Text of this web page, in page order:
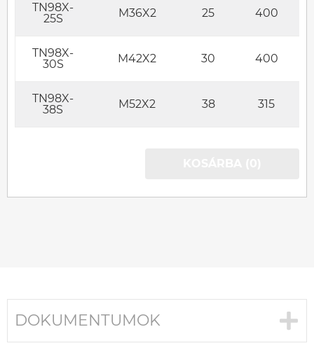
TN98X-
25S
M36X2 25 400
TN98X-
30S
M42X2 30 400
TN98X-
38S
M52X2 38 315
DOKUMENTUMOK